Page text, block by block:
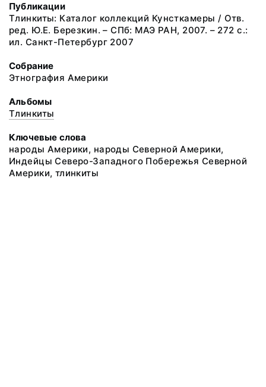
Публикации
Тлинкиты: Каталог коллекций Кунсткамеры / Отв.
ред. Ю.Е. Березкин. – СПб: МАЭ РАН, 2007. – 272 с.:
ил. Санкт-Петербург 2007
Собрание
Этнография Америки
Альбомы
Тлинкиты
Ключевые слова
народы Америки, народы Северной Америки,
Индейцы Северо-Западного Побережья Северной
Америки, тлинкиты